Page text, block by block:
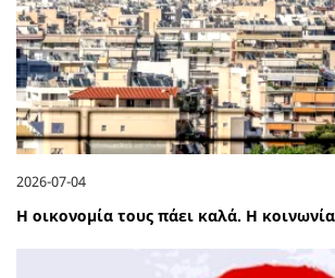
2026-07-04
Η οικονομία τους πάει καλά. Η